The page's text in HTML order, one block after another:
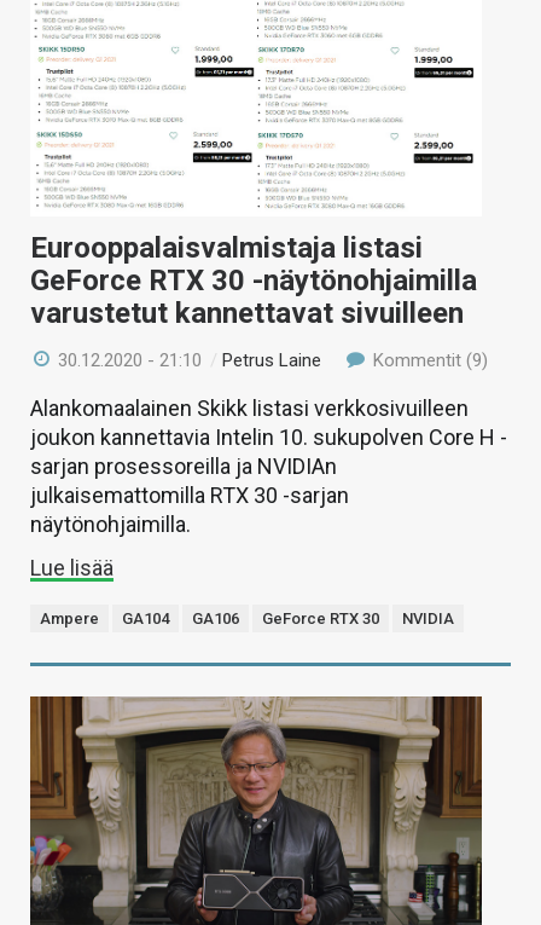
Eurooppalaisvalmistaja listasi
GeForce RTX 30 -näytönohjaimilla
varustetut kannettavat sivuilleen
30.12.2020 - 21:10 /Petrus Laine Kommentit (9)
Alankomaalainen Skikk listasi verkkosivuilleen
joukon kannettavia Intelin 10. sukupolven Core H -
sarjan prosessoreilla ja NVIDIAn
julkaisemattomilla RTX 30 -sarjan
näytönohjaimilla.
Lue lisää
Ampere GA104 GA106 GeForce RTX 30 NVIDIA